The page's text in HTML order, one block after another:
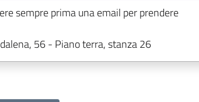
sempre prima una email per prendere
56 - Piano terra, stanza 26